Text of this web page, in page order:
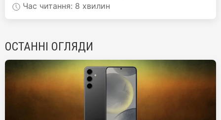
Час читання: 8 хвилин
ОСТАННІ ОГЛЯДИ